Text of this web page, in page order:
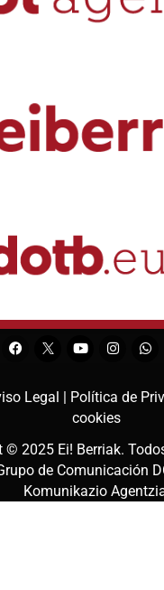
Legal | Política de
cookies
© 2025 Ei! Berriak.
de Comunicación
Komunikazio